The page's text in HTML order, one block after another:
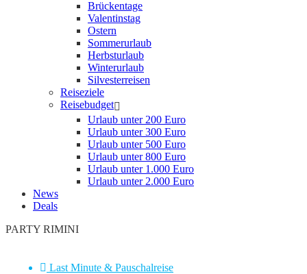
Brückentage
Valentinstag
Ostern
Sommerurlaub
Herbsturlaub
Winterurlaub
Silvesterreisen
Reiseziele
Reisebudget
Urlaub unter 200 Euro
Urlaub unter 300 Euro
Urlaub unter 500 Euro
Urlaub unter 800 Euro
Urlaub unter 1.000 Euro
Urlaub unter 2.000 Euro
News
Deals
PARTY RIMINI
Last Minute & Pauschalreise